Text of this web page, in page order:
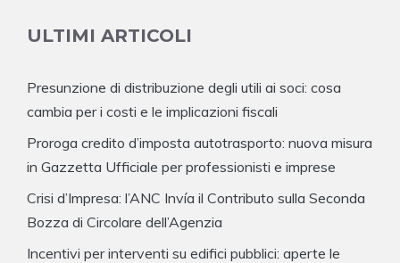
ULTIMI ARTICOLI
Presunzione di distribuzione degli utili ai soci: cosa
cambia per i costi e le implicazioni fiscali
Proroga credito d’imposta autotrasporto: nuova misura
in Gazzetta Ufficiale per professionisti e imprese
Crisi d’Impresa: l’ANC Invía il Contributo sulla Seconda
Bozza di Circolare dell’Agenzia
Incentivi per interventi su edifici pubblici: aperte le